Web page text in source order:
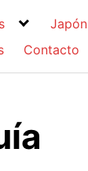
Japón
Contacto